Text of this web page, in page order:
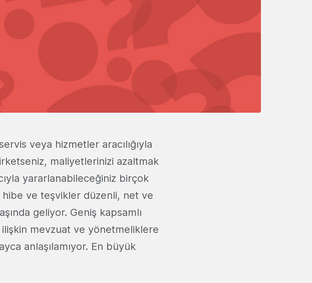
veya hizmetler aracılığıyla
maliyetlerinizi azaltmak
yararlanabileceğiniz birçok
hibe ve teşvikler düzenli, net ve
geliyor. Geniş kapsamlı
mevzuat ve yönetmeliklere
anlaşılamıyor. En büyük